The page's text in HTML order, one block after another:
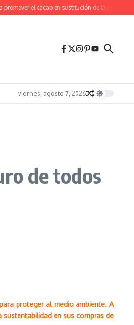
el cacao en sustitución de la coca
viernes, agosto 7, 2026
de todos
proteger al medio ambiente. A
en sus compras de